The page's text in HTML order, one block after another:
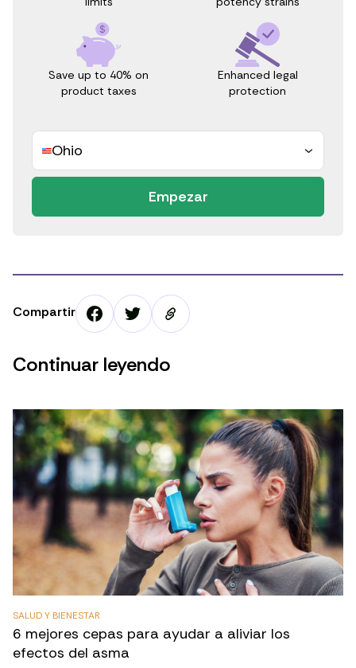
Save up to 40% on
product taxes
Enhanced legal
protection
Ohio
Empezar
Compartir
Continuar leyendo
SALUD Y BIENESTAR
6 mejores cepas para ayudar a aliviar los
efectos del asma